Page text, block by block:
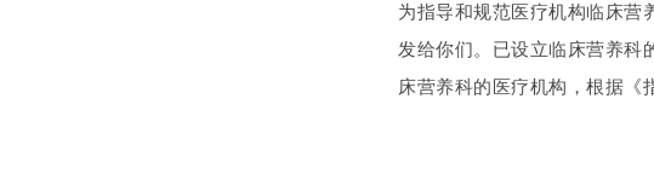
为指导和规范医疗机构临床营
发给你们。已设立临床营养科
床营养科的医疗机构，根据《